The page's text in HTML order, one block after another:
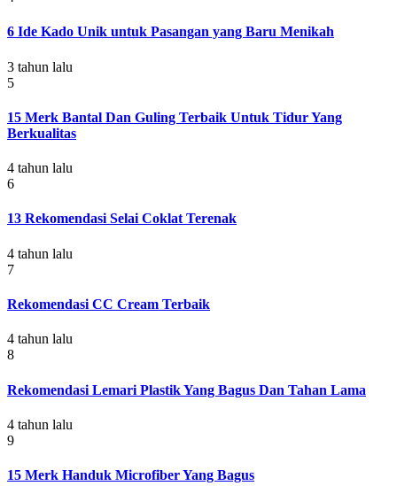
6 Ide Kado Unik untuk Pasangan yang Baru Menikah
3 tahun lalu
5
15 Merk Bantal Dan Guling Terbaik Untuk Tidur Yang
Berkualitas
4 tahun lalu
6
13 Rekomendasi Selai Coklat Terenak
4 tahun lalu
7
Rekomendasi CC Cream Terbaik
4 tahun lalu
8
Rekomendasi Lemari Plastik Yang Bagus Dan Tahan Lama
4 tahun lalu
9
15 Merk Handuk Microfiber Yang Bagus